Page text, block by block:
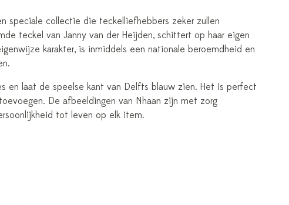
speciale collectie die teckelliefhebbers zeker zullen
teckel van Janny van der Heijden, schittert op haar eigen
karakter, is inmiddels een nationale beroemdheid en
en laat de speelse kant van Delfts blauw zien. Het is perfect
De afbeeldingen van Nhaan zijn met zorg
tot leven op elk item.